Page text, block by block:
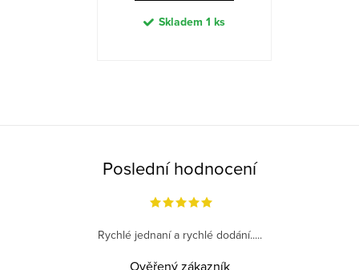
Skladem 1 ks
Poslední hodnocení
Rychlé jednaní a rychlé dodání.....
Ověřený zákazník